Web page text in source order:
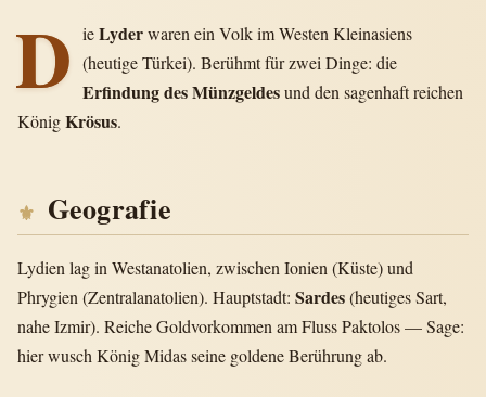
D ieLyderwaren ein Volk im Westen Kleinasiens
(heutige Türkei). Berühmt für zwei Dinge: die
Erfindung des Münzgeldesund den sagenhaft reichen
KönigKrösus.
Geografie
Lydien lag in Westanatolien, zwischen Ionien (Küste) und
Phrygien (Zentralanatolien). Hauptstadt: Sardes(heutiges Sart,
nahe Izmir). Reiche Goldvorkommen am Fluss Paktolos — Sage:
hier wusch König Midas seine goldene Berührung ab.